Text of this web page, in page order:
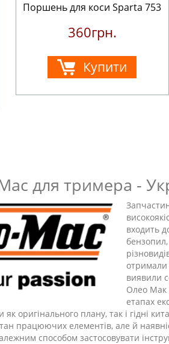
Поршень для коси Sparta 753
360грн.
Купити
для тримера -
входить
бензопил,
отримали
виявили
Олео Мак
етапах
оригінального плану, так і гідні
працюючих елементів, але й
способом застосовувати